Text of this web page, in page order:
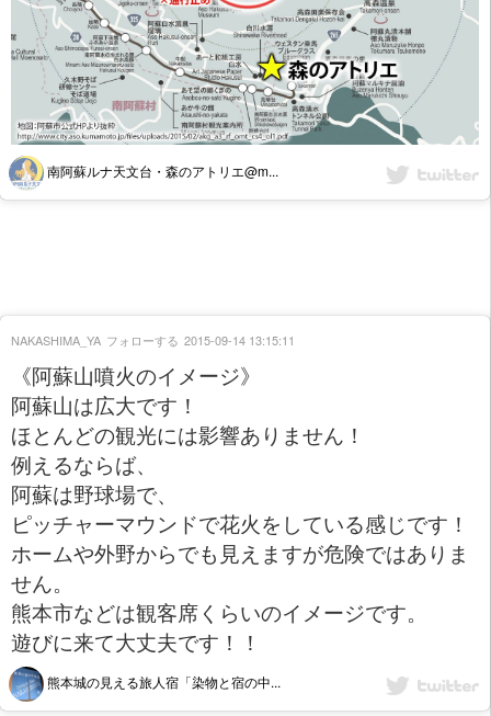
南阿蘇ルナ天文台・森のアトリエ@m...
《阿蘇山噴火のイメージ》
阿蘇山は広大です！
ほとんどの観光には影響ありません！
例えるならば、
阿蘇は野球場で、
ピッチャーマウンドで花火をしている感じです！
ホームや外野からでも見えますが危険ではありま
せん。
熊本市などは観客席くらいのイメージです。
遊びに来て大丈夫です！！
熊本城の見える旅人宿「染物と宿の中...
NAKASHIMA_YA フォローする 2015-09-14 13:15:11